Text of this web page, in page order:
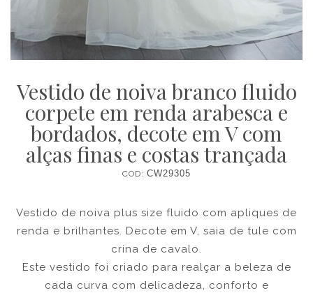
Vestido de noiva branco fluido
corpete em renda arabesca e
bordados, decote em V com
alças finas e costas trançada
COD: CW29305
Vestido de noiva plus size fluido com apliques de
renda e brilhantes. Decote em V, saia de tule com
crina de cavalo.
Este vestido foi criado para realçar a beleza de
cada curva com delicadeza, conforto e